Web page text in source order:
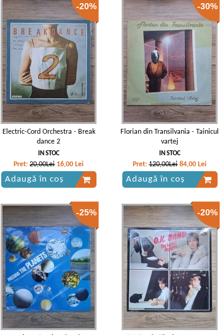
-20%
Electric-Cord Orchestra - Break
dance 2
IN STOC
Pret:20,00Lei 16,00 Lei
Adaugă în coș
-30%
Florian din Transilvania - Tainicul
vartej
IN STOC
Pret:120,00Lei 84,00 Lei
Adaugă în coș
-25% -20%